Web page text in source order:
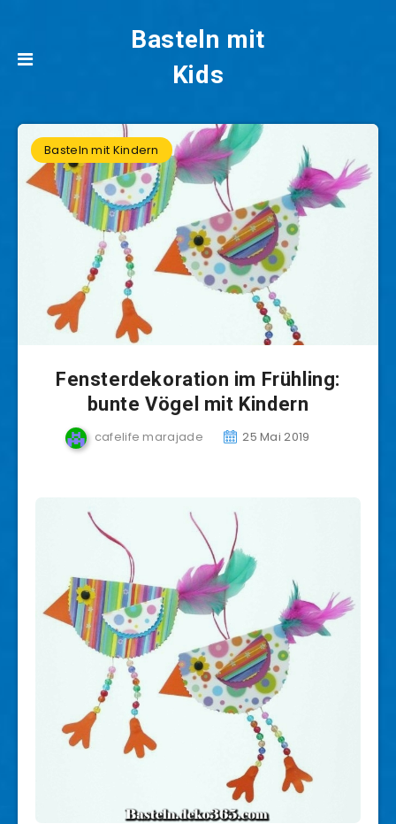
Basteln mit
Kids
Basteln mit Kindern
Fensterdekoration im Frühling:
bunte Vögel mit Kindern
cafelife marajade 25 Mai 2019